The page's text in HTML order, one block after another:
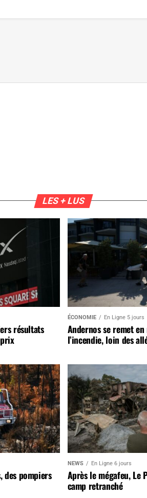
LES + LUS
résultats
ÉCONOMIE En Ligne 5 jours
Andernos se remet
l’incendie, loin des
des pompiers
NEWS En Ligne 6 jours
Après le mégafeu, Le
camp retranché